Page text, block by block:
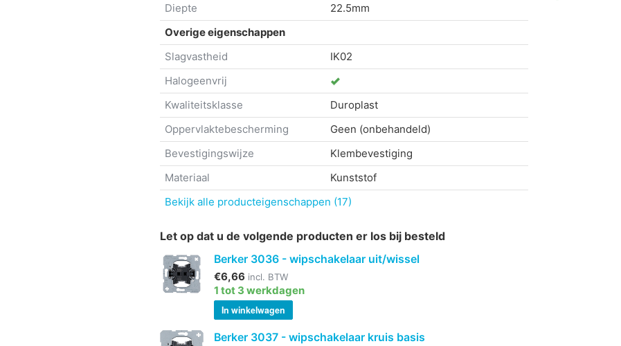
Diepte
22.5mm
Overige eigenschappen
Slagvastheid
IK02
Halogeenvrij
Kwaliteitsklasse
Duroplast
Oppervlaktebescherming
Geen (onbehandeld)
Bevestigingswijze
Klembevestiging
Materiaal
Kunststof
Bekijk alle producteigenschappen (17)
Let op dat u de volgende producten er los bij besteld
Berker 3036 - wipschakelaar uit/wissel
€6,66 incl. BTW
1 tot 3 werkdagen
In winkelwagen
Berker 3037 - wipschakelaar kruis basis